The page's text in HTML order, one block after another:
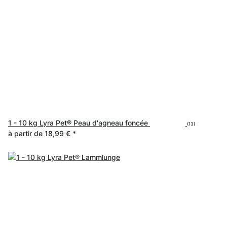
1 - 10 kg Lyra Pet® Peau d'agneau foncée (13)
à partir de 18,99 € *